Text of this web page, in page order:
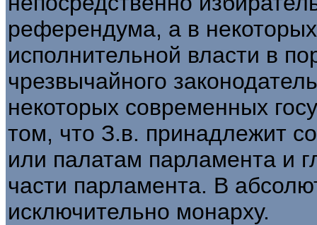
референдума, а в
исполнительной власти в
чрезвычайного
некоторых современных
том, что З.в. принадлежит
или палатам парламента и
части парламента. В
исключительно монарху.